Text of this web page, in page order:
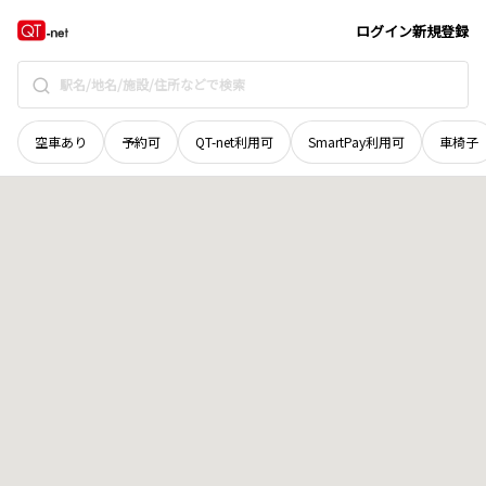
ログイン新規登録
空車あり 予約可 QT-net利用可 SmartPay利用可 車椅子
秋田県